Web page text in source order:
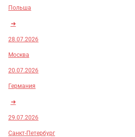
Польша
➜
28.07.2026
Москва
20.07.2026
Германия
➜
29.07.2026
Санкт-Петербург